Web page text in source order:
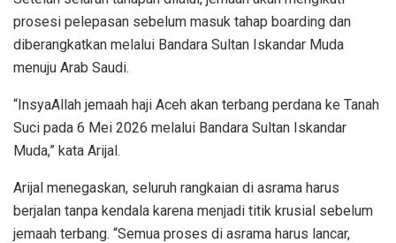
prosesi pelepasan sebelum masuk tahap boarding dan
diberangkatkan melalui Bandara Sultan Iskandar Muda
menuju Arab Saudi.
“InsyaAllah jemaah haji Aceh akan terbang perdana ke Tanah
Suci pada 6 Mei 2026 melalui Bandara Sultan Iskandar
Muda,” kata Arijal.
Arijal menegaskan, seluruh rangkaian di asrama harus
berjalan tanpa kendala karena menjadi titik krusial sebelum
jemaah terbang. “Semua proses di asrama harus lancar,